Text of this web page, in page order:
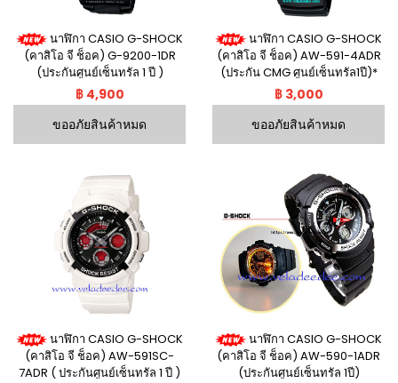
นาฬิกา CASIO G-SHOCK
(คาสิโอ จี ช็อค) G-9200-1DR
(ประกันศูนย์เซ็นทรัล 1 ปี )
฿ 4,900
ขออภัยสินค้าหมด
นาฬิกา CASIO G-SHOCK
(คาสิโอ จี ช็อค) AW-591-4ADR
(ประกัน CMG ศูนย์เซ็นทรัล1ปี)*
฿ 3,000
ขออภัยสินค้าหมด
นาฬิกา CASIO G-SHOCK
(คาสิโอ จี ช็อค) AW-591SC-
7ADR ( ประกันศูนย์เซ็นทรัล 1 ปี )
นาฬิกา CASIO G-SHOCK
(คาสิโอ จี ช็อค) AW-590-1ADR
(ประกันศูนย์เซ็นทรัล 1ปี)